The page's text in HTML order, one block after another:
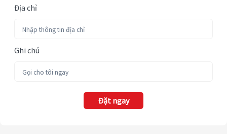
Địa chỉ
Ghi chú
Đặt ngay